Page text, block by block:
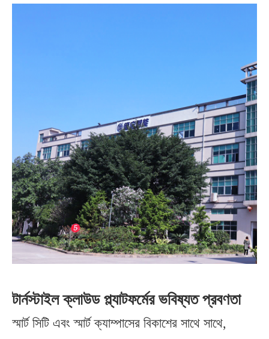
টার্নস্টাইল ক্লাউড প্ল্যাটফর্মের ভবিষ্যত প্রবণতা
স্মার্ট সিটি এবং স্মার্ট ক্যাম্পাসের বিকাশের সাথে সাথে,